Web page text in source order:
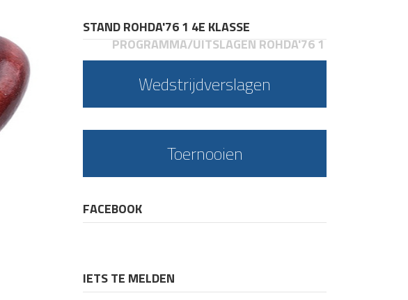
STAND ROHDA'76 1 4E KLASSE
PROGRAMMA/UITSLAGEN ROHDA'76 1
Wedstrijdverslagen
Toernooien
FACEBOOK
IETS TE MELDEN